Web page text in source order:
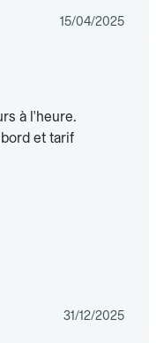
15/04/2025
à l'heure.
et tarif
31/12/2025